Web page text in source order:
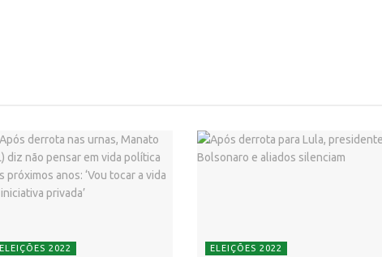
ELEIÇÕES 2022 ELEIÇÕES 2022